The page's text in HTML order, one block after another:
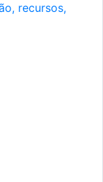
recursos,